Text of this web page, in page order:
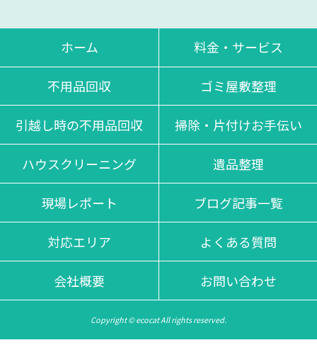
でご対応させて頂いております。
不当な追加料金等は一切掛かりませんのでご安心くださいま
ホーム 料金・サービス
不用品回収 ゴミ屋敷整理
引越し時の不用品回収 掃除・片付けお手伝い
ハウスクリーニング 遺品整理
現場レポート ブログ記事一覧
対応エリア よくある質問
会社概要 お問い合わせ
Copyright © ecocat All rights reserved.